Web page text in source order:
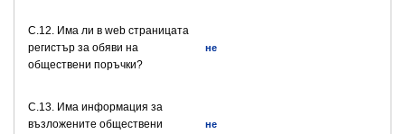
C.12. Има ли в web страницата
регистър за обяви на
обществени поръчки?
не
C.13. Има информация за
възложените обществени
не